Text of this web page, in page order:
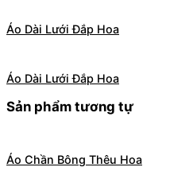
Áo Dài Lưới Đắp Hoa
Áo Dài Lưới Đắp Hoa
Sản phẩm tương tự
Áo Chần Bông Thêu Hoa